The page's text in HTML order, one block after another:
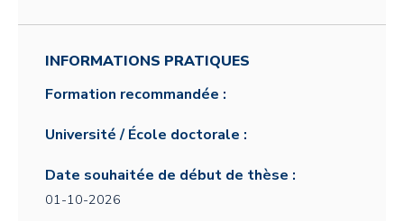
INFORMATIONS PRATIQUES
Formation recommandée :
Université / École doctorale :
Date souhaitée de début de thèse :
01-10-2026